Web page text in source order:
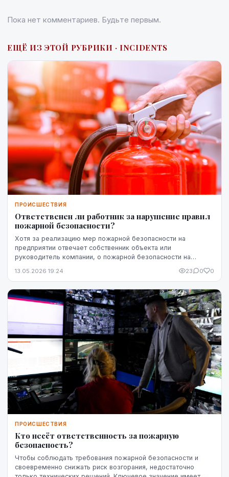
Пока нет комментариев. Будьте первым.
ЕЩЁ ИЗ ЭТОЙ РУБРИКИ · INCIDENTS
ПРОИСШЕСТВИЯ
Ответственен ли работник за нарушение правил
пожарной безопасности?
Хотя за реализацию мер пожарной безопасности на
предприятии отвечает собственник объекта или
руководитель компании, о пожарной безопасности на
работников ...
13.05.2026 19:24 23 0 0
ПРОИСШЕСТВИЯ
Кто несёт ответственность за пожарную
безопасность?
Чтобы соблюдать требования пожарной безопасности и
своевременно снижать риск возгорания, недостаточно